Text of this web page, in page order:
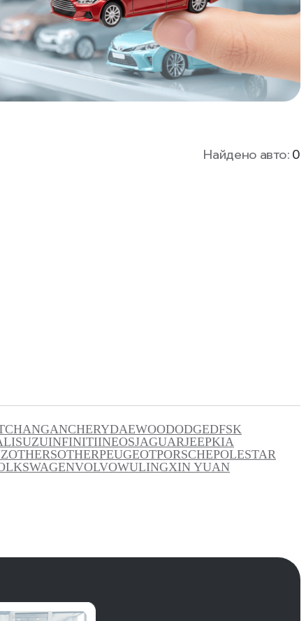
Найдено авто: 0
CHANGANCHERYDAEWOODODGEDFSK
ISUZUINFINITIINEOSJAGUARJEEPKIA
OTHERSOTHERPEUGEOTPORSCHEPOLESTAR
VOLVOWULINGXIN YUAN